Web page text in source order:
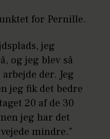
for Pernille.
jeg
og jeg blev så
der. Jeg
jeg fik det bedre
20 af de 30
jeg har det
mindre."